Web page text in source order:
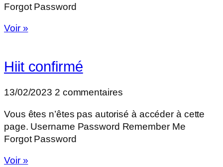
Forgot Password
Voir »
Hiit confirmé
13/02/2023 2 commentaires
Vous êtes n’êtes pas autorisé à accéder à cette
page. Username Password Remember Me
Forgot Password
Voir »